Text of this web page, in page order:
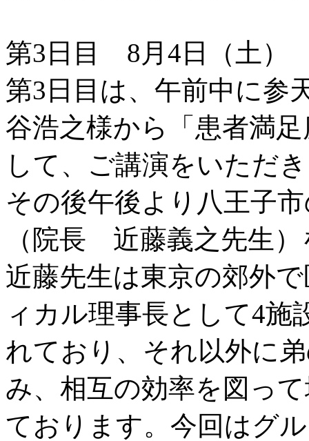
第3日目 8月4日（土）
第3日目は、午前中に
谷浩之様から「患者満
して、ご講演をいただ
その後午後より八王子
（院長 近藤義之先生
近藤先生は東京の郊外
ィカル理事長として4施
れており、それ以外に
み、相互の効率を図っ
ております。今回はグ